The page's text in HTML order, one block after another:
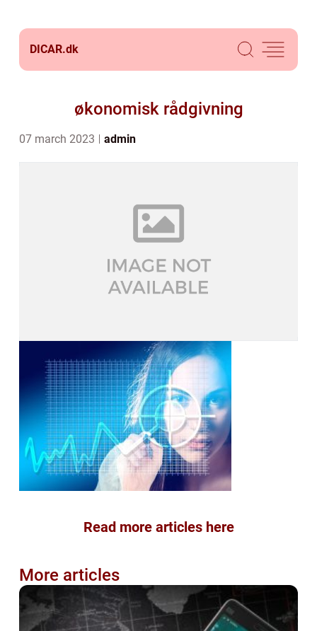
DICAR.dk
økonomisk rådgivning
07 march 2023 admin
Read more articles here
More articles